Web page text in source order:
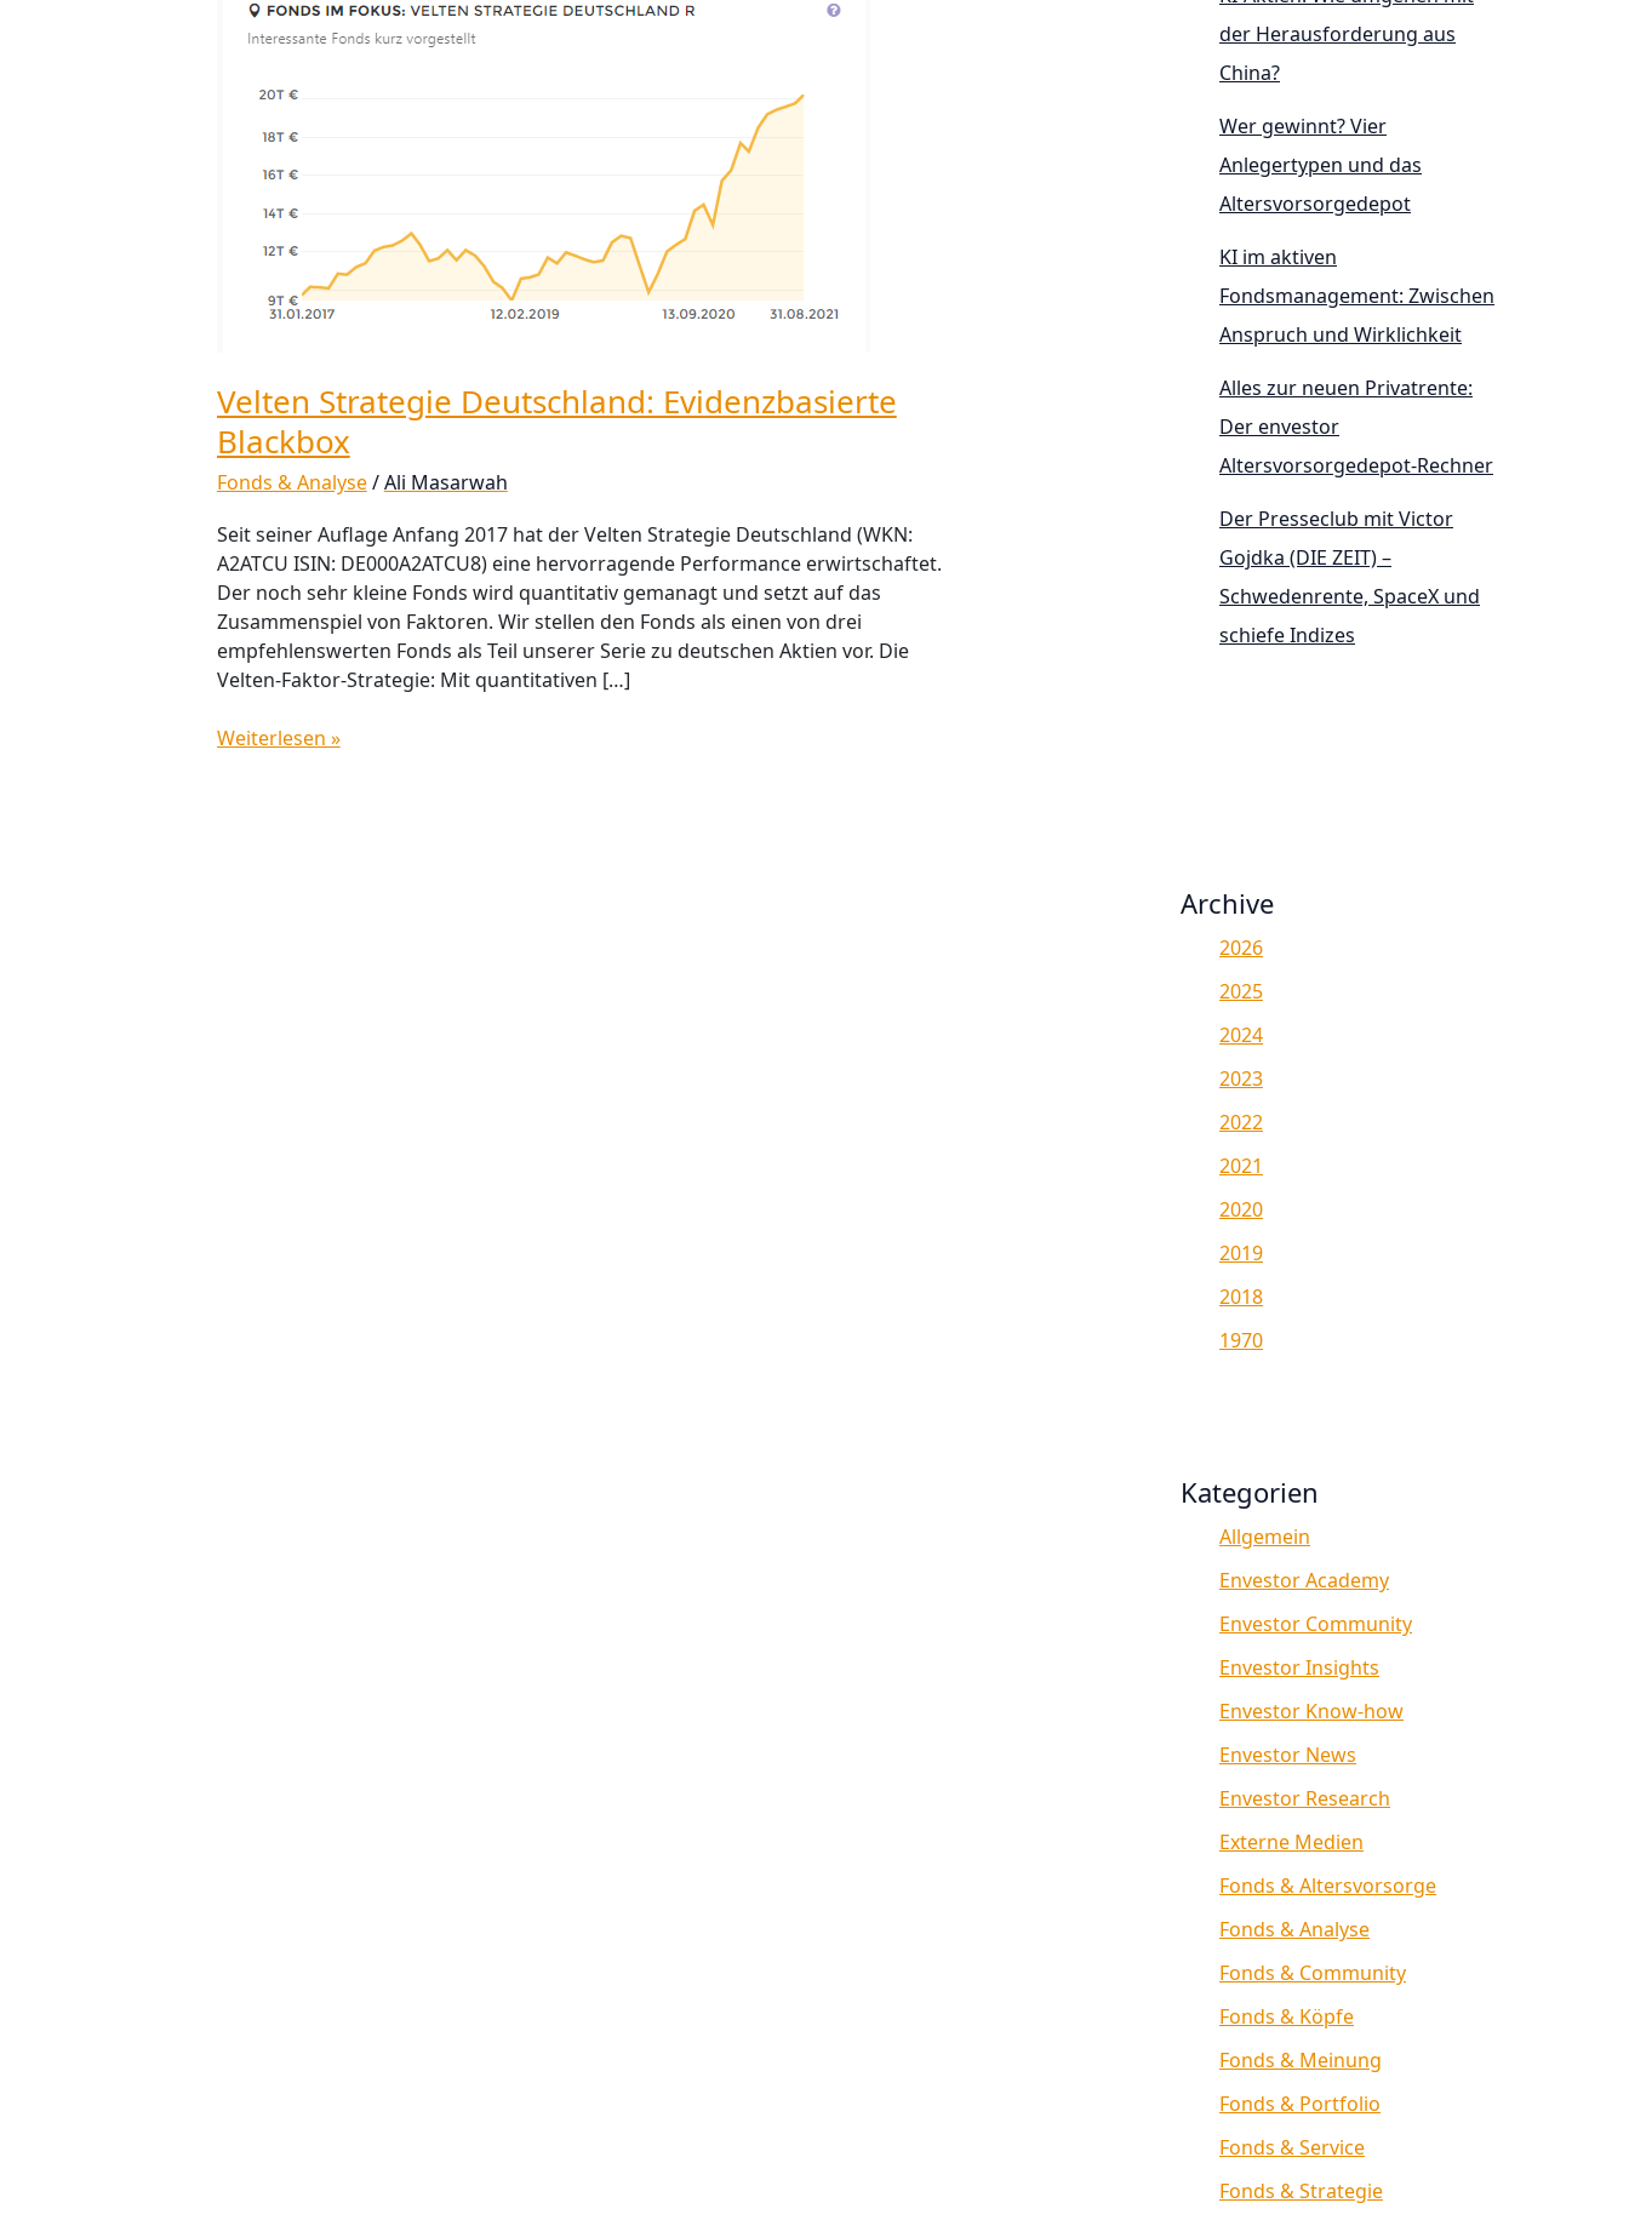
Velten Strategie Deutschland: Evidenzbasierte
Blackbox
Fonds & Analyse/Ali Masarwah
Seit seiner Auflage Anfang 2017 hat der Velten Strategie Deutschland (WKN:
A2ATCU ISIN: DE000A2ATCU8) eine hervorragende Performance erwirtschaftet.
Der noch sehr kleine Fonds wird quantitativ gemanagt und setzt auf das
Zusammenspiel von Faktoren. Wir stellen den Fonds als einen von drei
empfehlenswerten Fonds als Teil unserer Serie zu deutschen Aktien vor. Die
Velten-Faktor-Strategie: Mit quantitativen […]
Strategie
Deutschland:
Blackbox
Weiterlesen »
der Herausforderung aus
China?
Wer gewinnt? Vier
Anlegertypen und das
Altersvorsorgedepot
KI im aktiven
Fondsmanagement: Zwischen
Anspruch und Wirklichkeit
Alles zur neuen Privatrente:
Der envestor
Altersvorsorgedepot-Rechner
Der Presseclub mit Victor
Gojdka (DIE ZEIT) –
Schwedenrente, SpaceX und
schiefe Indizes
Archive
2026
2025
2024
2023
2022
2021
2020
2019
2018
1970
Kategorien
Allgemein
Envestor Academy
Envestor Community
Envestor Insights
Envestor Know-how
Envestor News
Envestor Research
Externe Medien
Fonds & Altersvorsorge
Fonds & Analyse
Fonds & Community
Fonds & Köpfe
Fonds & Meinung
Fonds & Portfolio
Fonds & Service
Fonds & Strategie